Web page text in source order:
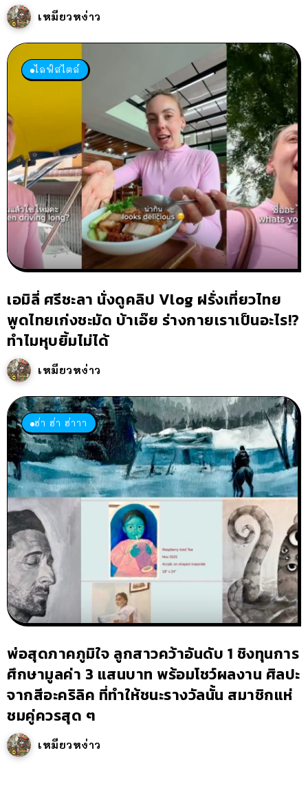
เหมียวหง่าว
ไลฟ์สไตล์
เอมิลี่ ศรีชะลา นั่งดูคลิป Vlog ฝรั่งเที่ยวไทย
พูดไทยเก่งชะมัด บ้าเอ๊ย ร่างกายเราเป็นอะไร!?
ทำไมหุบยิ้มไม่ได้
เหมียวหง่าว
ฮ่า ฮ่า ฮ่าาา
พ่อสุดภาคภูมิใจ ลูกสาวคว้าอันดับ 1 ชิงทุนการ
ศึกษามูลค่า 3 แสนบาท พร้อมโชว์ผลงาน ศิลปะ
จากสีอะคริลิค ที่ทำให้ชนะรางวัลนั้น สมาชิกแห่
ชมคู่ควรสุด ๆ
เหมียวหง่าว